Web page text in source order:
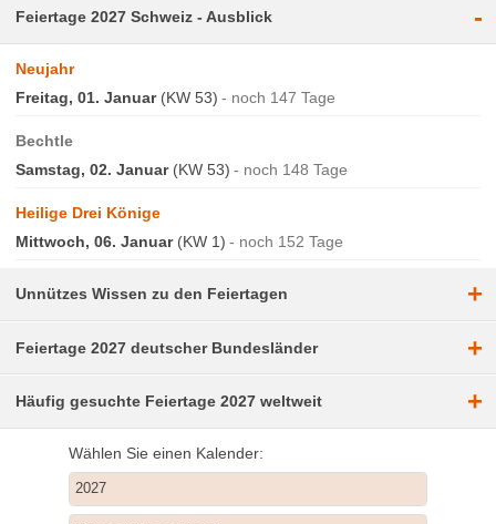
Feiertage 2027 Schweiz - Ausblick -
Neujahr
Freitag, 01. Januar(KW 53) noch 147 Tage
Bechtle
Samstag, 02. Januar(KW 53) noch 148 Tage
Heilige Drei Könige
Mittwoch, 06. Januar(KW 1) noch 152 Tage
Unnützes Wissen zu den Feiertagen +
Feiertage 2027 deutscher Bundesländer +
Häufig gesuchte Feiertage 2027 weltweit +
Wählen Sie einen Kalender: